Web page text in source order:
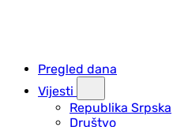
Pregled dana
Vijesti
Republika Srpska
Društvo